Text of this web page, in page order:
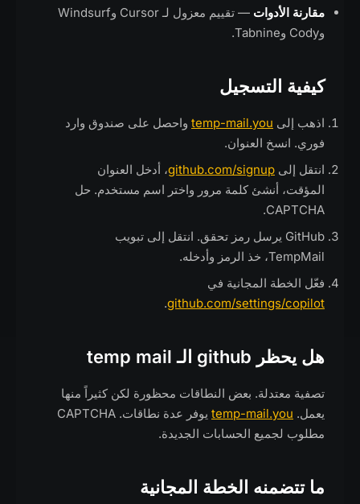
مقارنة الأدوات
— تقييم معزول لـ Cursor وWindsurf
وCody وTabnine.
كيفية التسجيل
اذهب إلى temp-mail.you واحصل على صندوق وارد
فوري. انسخ العنوان.
انتقل إلى github.com/signup، أدخل العنوان
المؤقت، أنشئ كلمة مرور واختر اسم مستخدم. حل
CAPTCHA.
GitHub يرسل رمز تحقق. انتقل إلى تبويب
TempMail، خذ الرمز وأدخله.
فعّل الخطة المجانية في
github.com/settings/copilot
.
هل يحظر github الـ temp mail
تصفية معتدلة. بعض النطاقات محظورة لكن كثيراً منها
يعمل. temp-mail.you
يوفر عدة نطاقات. CAPTCHA
مطلوب لجميع الحسابات الجديدة.
ما تتضمنه الخطة المجانية